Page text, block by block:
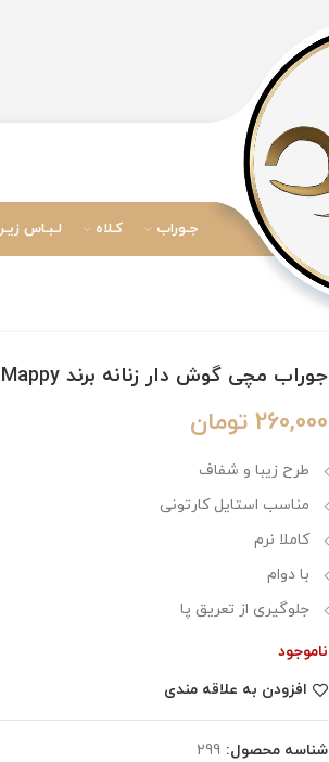
جـوراب کـلاه لـبـاس زیـر
جوراب مچی گوش دار زنانه برند Happy O Mappy طرح لوتسو
260,000 تومان
طرح زیبا و شفاف
مناسب استایل کارتونی
کاملا نرم
با دوام
جلوگیری از تعریق پا
ناموجود
افزودن به علاقه مندی
شناسه محصول: 299